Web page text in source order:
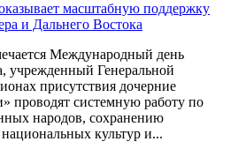
масштабную поддержку
и Дальнего Востока
Международный день
учрежденный Генеральной
присутствия дочерние
проводят системную работу по
народов, сохранению
культур и...